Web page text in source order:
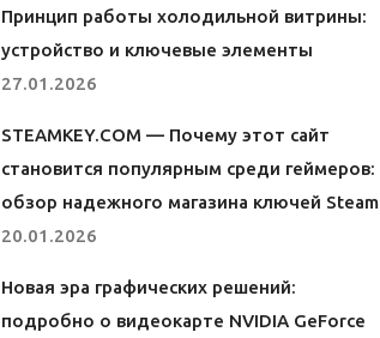
Принцип работы холодильной витрины:
устройство и ключевые элементы
27.01.2026
STEAMKEY.COM — Почему этот сайт
становится популярным среди геймеров:
обзор надежного магазина ключей Steam
20.01.2026
Новая эра графических решений:
подробно о видеокарте NVIDIA GeForce